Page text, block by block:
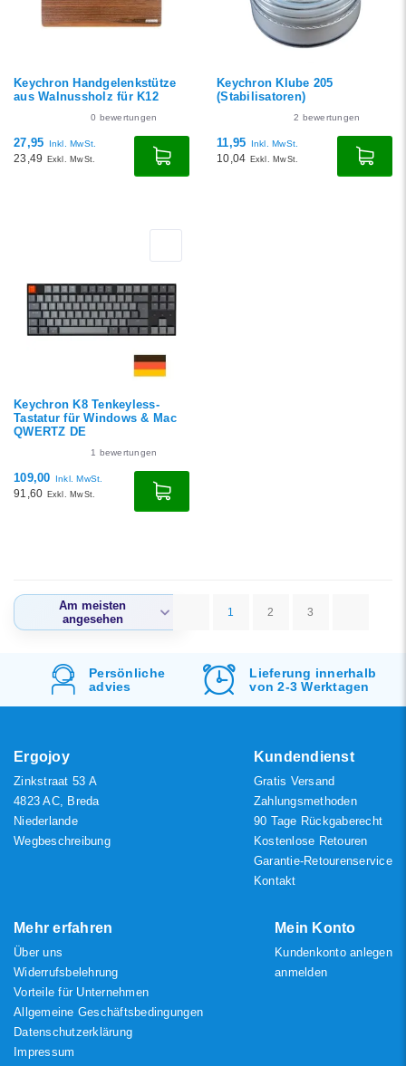
Keychron Handgelenkstütze
aus Walnussholz für K12
0 bewertungen
27,95 Inkl. MwSt.
23,49 Exkl. MwSt.
Keychron Klube 205
(Stabilisatoren)
2 bewertungen
11,95 Inkl. MwSt.
10,04 Exkl. MwSt.
Keychron K8 Tenkeyless-
Tastatur für Windows & Mac
QWERTZ DE
1 bewertungen
109,00 Inkl. MwSt.
91,60 Exkl. MwSt.
Am meisten
angesehen
angesehen
Neueste Produkte
Höchster Preis
1 2 3
Lieferung innerhalb
von 2-3 Werktagen
KostenlosVersand
&Rücksendung
Ergojoy
Zinkstraat 53 A
4823 AC, Breda
Niederlande
Wegbeschreibung
Kundendienst
Gratis Versand
Zahlungsmethoden
90 Tage Rückgaberecht
Kostenlose Retouren
Garantie-Retourenservice
Kontakt
Mehr erfahren
Über uns
Widerrufsbelehrung
Vorteile für Unternehmen
Allgemeine Geschäftsbedingungen
Datenschutzerklärung
Impressum
Mein Konto
Kundenkonto anlegen
anmelden